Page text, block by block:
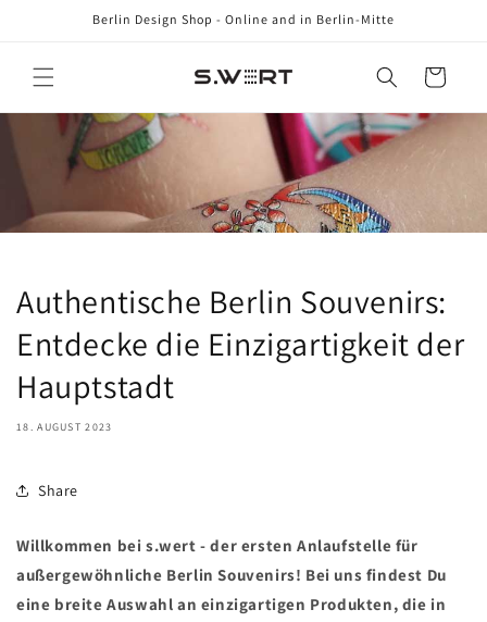
Berlin Design Shop - Online and in Berlin-Mitte
Warenkorb
Authentische Berlin Souvenirs:
Entdecke die Einzigartigkeit der
Hauptstadt
18. AUGUST 2023
Share
Willkommen bei s.wert - der ersten Anlaufstelle für
außergewöhnliche Berlin Souvenirs! Bei uns findest Du
eine breite Auswahl an einzigartigen Produkten, die in